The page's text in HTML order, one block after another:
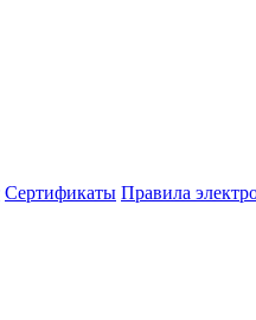
Сертификаты Правила